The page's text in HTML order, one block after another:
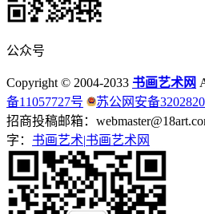
公众号
Copyright © 2004-2033 书画艺术网
备11057727号
苏公网安备
招商投稿邮箱：
字： 书画艺术|书画艺术网